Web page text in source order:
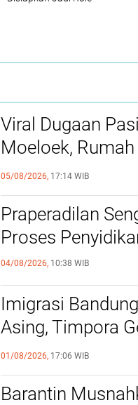
Viral Dugaan
Moeloek,
Internal
05/08/2026, 17:14 WIB
Praperadilan
Proses
04/08/2026, 10:38 WIB
Imigrasi
Asing, Timpora
Bandung Barat
01/08/2026, 17:06 WIB
Barantin